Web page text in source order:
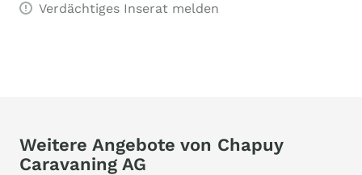
Verdächtiges Inserat melden
Weitere Angebote von Chapuy
Caravaning AG